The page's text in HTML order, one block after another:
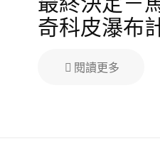
奇科皮瀑布
閱讀更多